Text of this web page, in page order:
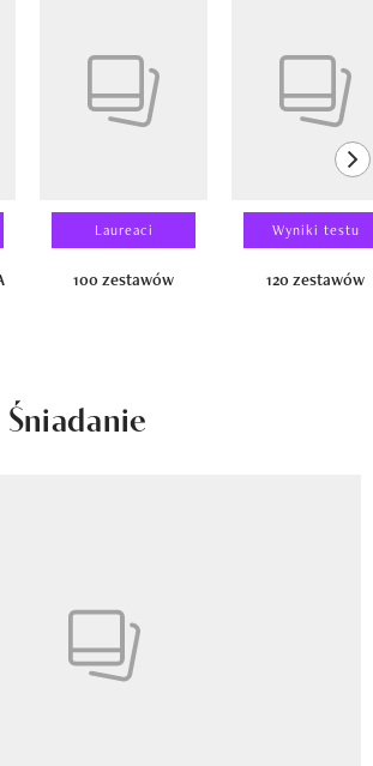
Laureaci
100 zestawów
Wyniki testu
120 zestawów